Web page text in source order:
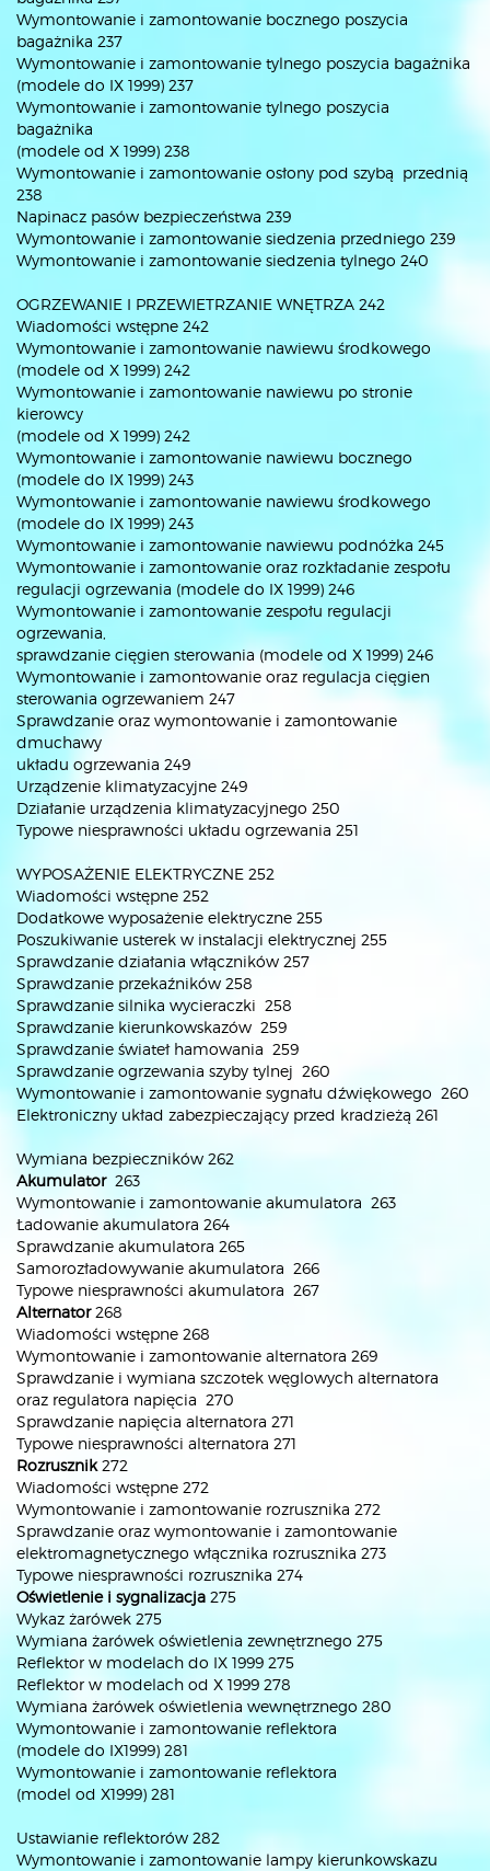
Wymontowanie i zamontowanie bocznego poszycia
bagażnika 237
Wymontowanie i zamontowanie tylnego poszycia bagażnika
(modele do IX 1999) 237
Wymontowanie i zamontowanie tylnego poszycia
bagażnika
(modele od X 1999) 238
Wymontowanie i zamontowanie osłony pod szybą przednią
238
Napinacz pasów bezpieczeństwa 239
Wymontowanie i zamontowanie siedzenia przedniego 239
Wymontowanie i zamontowanie siedzenia tylnego 240
OGRZEWANIE I PRZEWIETRZANIE WNĘTRZA 242
Wiadomości wstępne 242
Wymontowanie i zamontowanie nawiewu środkowego
(modele od X 1999) 242
Wymontowanie i zamontowanie nawiewu po stronie
kierowcy
(modele od X 1999) 242
Wymontowanie i zamontowanie nawiewu bocznego
(modele do IX 1999) 243
Wymontowanie i zamontowanie nawiewu środkowego
(modele do IX 1999) 243
Wymontowanie i zamontowanie nawiewu podnóżka 245
Wymontowanie i zamontowanie oraz rozkładanie zespołu
regulacji ogrzewania (modele do IX 1999) 246
Wymontowanie i zamontowanie zespołu regulacji
ogrzewania,
sprawdzanie cięgien sterowania (modele od X 1999) 246
Wymontowanie i zamontowanie oraz regulacja cięgien
sterowania ogrzewaniem 247
Sprawdzanie oraz wymontowanie i zamontowanie
dmuchawy
układu ogrzewania 249
Urządzenie klimatyzacyjne 249
Działanie urządzenia klimatyzacyjnego 250
Typowe niesprawności układu ogrzewania 251
WYPOSAŻENIE ELEKTRYCZNE 252
Wiadomości wstępne 252
Dodatkowe wyposażenie elektryczne 255
Poszukiwanie usterek w instalacji elektrycznej 255
Sprawdzanie działania włączników 257
Sprawdzanie przekaźników 258
Sprawdzanie silnika wycieraczki 258
Sprawdzanie kierunkowskazów 259
Sprawdzanie świateł hamowania 259
Sprawdzanie ogrzewania szyby tylnej 260
Wymontowanie i zamontowanie sygnału dźwiękowego 260
Elektroniczny układ zabezpieczający przed kradzieżą 261
Wymiana bezpieczników 262
Akumulator 263
Wymontowanie i zamontowanie akumulatora 263
Ładowanie akumulatora 264
Sprawdzanie akumulatora 265
Samorozładowywanie akumulatora 266
Typowe niesprawności akumulatora 267
Alternator268
Wiadomości wstępne 268
Wymontowanie i zamontowanie alternatora 269
Sprawdzanie i wymiana szczotek węglowych alternatora
oraz regulatora napięcia 270
Sprawdzanie napięcia alternatora 271
Typowe niesprawności alternatora 271
Rozrusznik272
Wiadomości wstępne 272
Wymontowanie i zamontowanie rozrusznika 272
Sprawdzanie oraz wymontowanie i zamontowanie
elektromagnetycznego włącznika rozrusznika 273
Typowe niesprawności rozrusznika 274
Oświetlenie i sygnalizacja 275
Wykaz żarówek 275
Wymiana żarówek oświetlenia zewnętrznego 275
Reflektor w modelach do IX 1999 275
Reflektor w modelach od X 1999 278
Wymiana żarówek oświetlenia wewnętrznego 280
Wymontowanie i zamontowanie reflektora
(modele do IX1999) 281
Wymontowanie i zamontowanie reflektora
(model od X1999) 281
Ustawianie reflektorów 282
Wymontowanie i zamontowanie lampy kierunkowskazu